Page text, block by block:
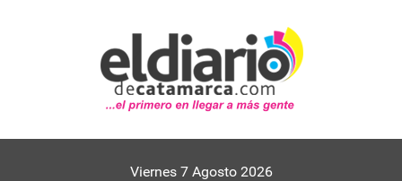
Viernes 7 Agosto 2026